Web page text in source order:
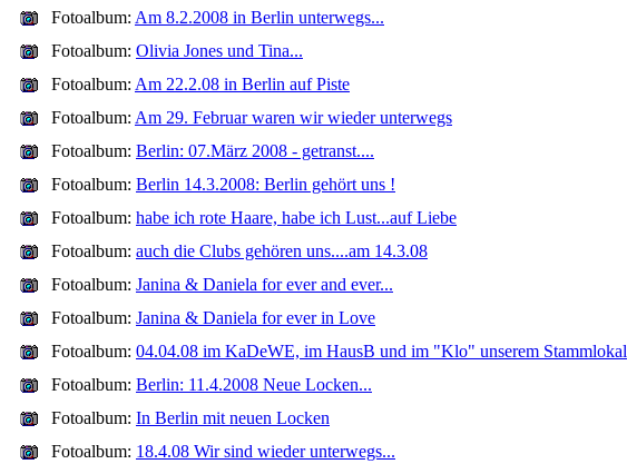
Fotoalbum: Am 8.2.2008 in Berlin unterwegs...
Fotoalbum: Olivia Jones und Tina...
Fotoalbum: Am 22.2.08 in Berlin auf Piste
Fotoalbum: Am 29. Februar waren wir wieder unterwegs
Fotoalbum: Berlin: 07.März 2008 - getranst....
Fotoalbum: Berlin 14.3.2008: Berlin gehört uns !
Fotoalbum: habe ich rote Haare, habe ich Lust...auf Liebe
Fotoalbum: auch die Clubs gehören uns....am 14.3.08
Fotoalbum: Janina & Daniela for ever and ever...
Fotoalbum: Janina & Daniela for ever in Love
Fotoalbum: 04.04.08 im KaDeWE, im HausB und im "Klo" unserem Stammlokal
Fotoalbum: Berlin: 11.4.2008 Neue Locken...
Fotoalbum: In Berlin mit neuen Locken
Fotoalbum: 18.4.08 Wir sind wieder unterwegs...